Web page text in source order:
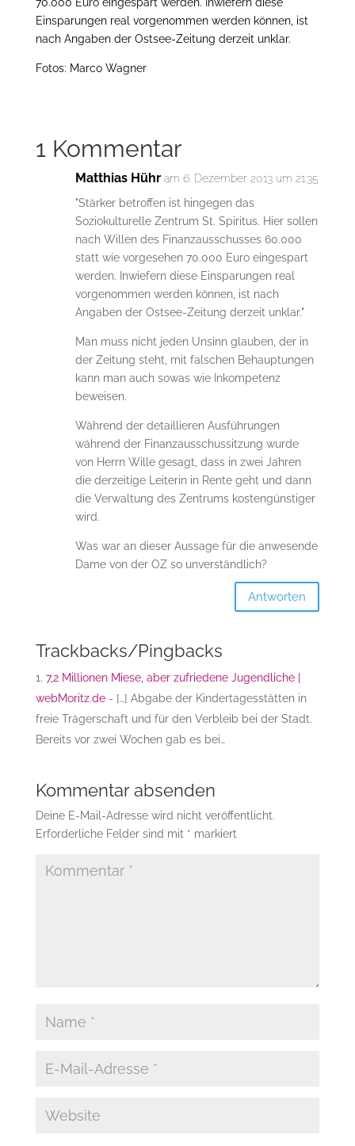
70.000 Euro eingespart werden. Inwiefern diese
Einsparungen real vorgenommen werden können, ist
nach Angaben der Ostsee-Zeitung derzeit unklar.
Fotos: Marco Wagner
1 Kommentar
Matthias Hühr am 6. Dezember 2013 um 21:35
"Stärker betroffen ist hingegen das
Soziokulturelle Zentrum St. Spiritus. Hier sollen
nach Willen des Finanzausschusses 60.000
statt wie vorgesehen 70.000 Euro eingespart
werden. Inwiefern diese Einsparungen real
vorgenommen werden können, ist nach
Angaben der Ostsee-Zeitung derzeit unklar."
Man muss nicht jeden Unsinn glauben, der in
der Zeitung steht, mit falschen Behauptungen
kann man auch sowas wie Inkompetenz
beweisen.
Während der detaillieren Ausführungen
während der Finanzausschussitzung wurde
von Herrn Wille gesagt, dass in zwei Jahren
die derzeitige Leiterin in Rente geht und dann
die Verwaltung des Zentrums kostengünstiger
wird.
Was war an dieser Aussage für die anwesende
Dame von der OZ so unverständlich?
Antworten
Trackbacks/Pingbacks
7,2 Millionen Miese, aber zufriedene Jugendliche |
webMoritz.de- […] Abgabe der Kindertagesstätten in
freie Trägerschaft und für den Verbleib bei der Stadt.
Bereits vor zwei Wochen gab es bei…
Kommentar absenden
Deine E-Mail-Adresse wird nicht veröffentlicht.
Erforderliche Felder sind mit * markiert